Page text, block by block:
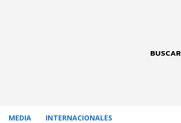
BUSCAR
MEDIA INTERNACIONALES